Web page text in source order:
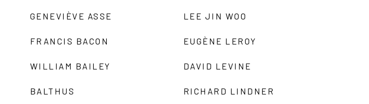
GENEVIÈVE ASSE
FRANCIS BACON
WILLIAM BAILEY
BALTHUS
LEE JIN WOO
EUGÈNE LEROY
DAVID LEVINE
RICHARD LINDNER